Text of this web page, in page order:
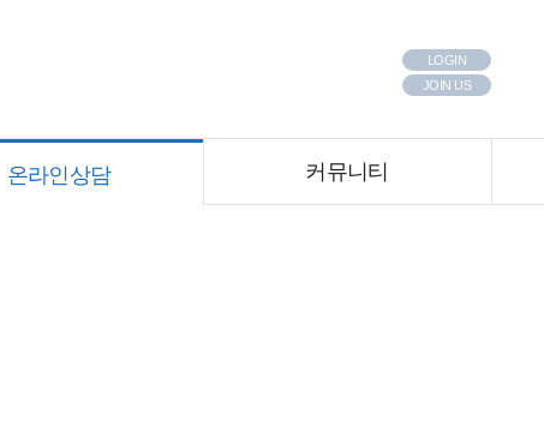
LOGIN
JOIN US
온라인상담
온라인상담 커뮤니티
러보기 찾아오시는길
자주묻는질문공지사항/보도자료 고객후기 치아교정 집중탐구